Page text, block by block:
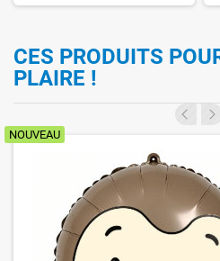
CES PRODUITS
PLAIRE !
NOUVEAU